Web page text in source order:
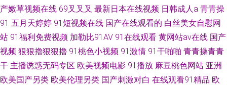
产嫩草视频在线 69叉叉叉 最新日本在线视频 日韩成人a 青青操
91 五月天婷婷 91短视频在线 国产在线观看的 白丝美女自慰网
站 91福利免费视频 加勒比91AV 91在线观看 黄网站av在线 国产
视频 狠狠擼狠狠擼 91桃色小视频 91激情 91干啪啪 青青操青青
干 主播诱惑无码专区 欧美视频电影 91播放 麻豆桃色网站 亚洲
欧美国产另类 欧美伦理另类 国产刺激对白 在线观看91精品 欧